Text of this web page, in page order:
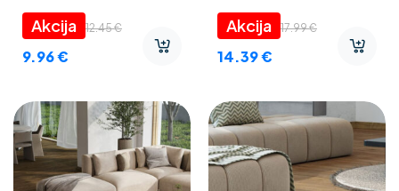
12.45€
9.96€
17.99€
14.39€